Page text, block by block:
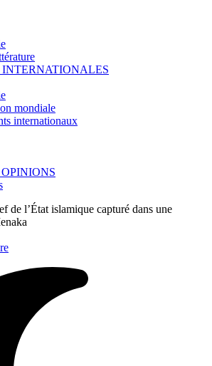
mondiale
internationaux
de l’État islamique capturé dans une